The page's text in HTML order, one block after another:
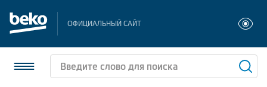
ОФИЦИАЛЬНЫЙ САЙТ